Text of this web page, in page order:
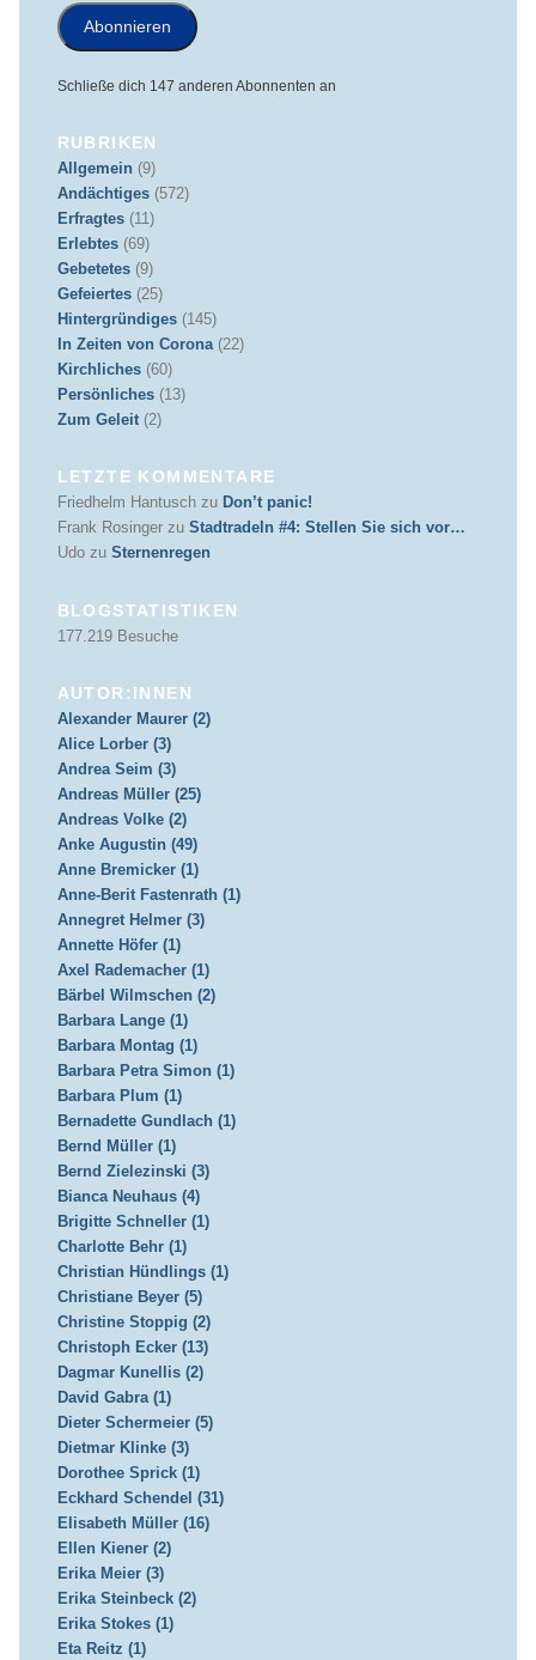
Abonnieren
Schließe dich 147 anderen Abonnenten an
RUBRIKEN
Allgemein (9)
Andächtiges(572)
Erfragtes(11)
Erlebtes(69)
Gebetetes(9)
Gefeiertes(25)
Hintergründiges(145)
In Zeiten von Corona(22)
Kirchliches(60)
Persönliches(13)
Zum Geleit(2)
LETZTE KOMMENTARE
Friedhelm Hantuschzu Don’t panic!
Frank Rosingerzu Stadtradeln #4: Stellen Sie sich vor…
Udozu Sternenregen
BLOGSTATISTIKEN
177.219 Besuche
AUTOR:INNEN
Alexander Maurer (2)
Alice Lorber (3)
Andrea Seim (3)
Andreas Müller (25)
Andreas Volke (2)
Anke Augustin (49)
Anne Bremicker (1)
Anne-Berit Fastenrath (1)
Annegret Helmer (3)
Annette Höfer (1)
Axel Rademacher (1)
Bärbel Wilmschen (2)
Barbara Lange (1)
Barbara Montag (1)
Barbara Petra Simon (1)
Barbara Plum (1)
Bernadette Gundlach (1)
Bernd Müller (1)
Bernd Zielezinski (3)
Bianca Neuhaus (4)
Brigitte Schneller (1)
Charlotte Behr (1)
Christian Hündlings (1)
Christiane Beyer (5)
Christine Stoppig (2)
Christoph Ecker (13)
Dagmar Kunellis (2)
David Gabra (1)
Dieter Schermeier (5)
Dietmar Klinke (3)
Dorothee Sprick (1)
Eckhard Schendel (31)
Elisabeth Müller (16)
Ellen Kiener (2)
Erika Meier (3)
Erika Steinbeck (2)
Erika Stokes (1)
Eta Reitz (1)